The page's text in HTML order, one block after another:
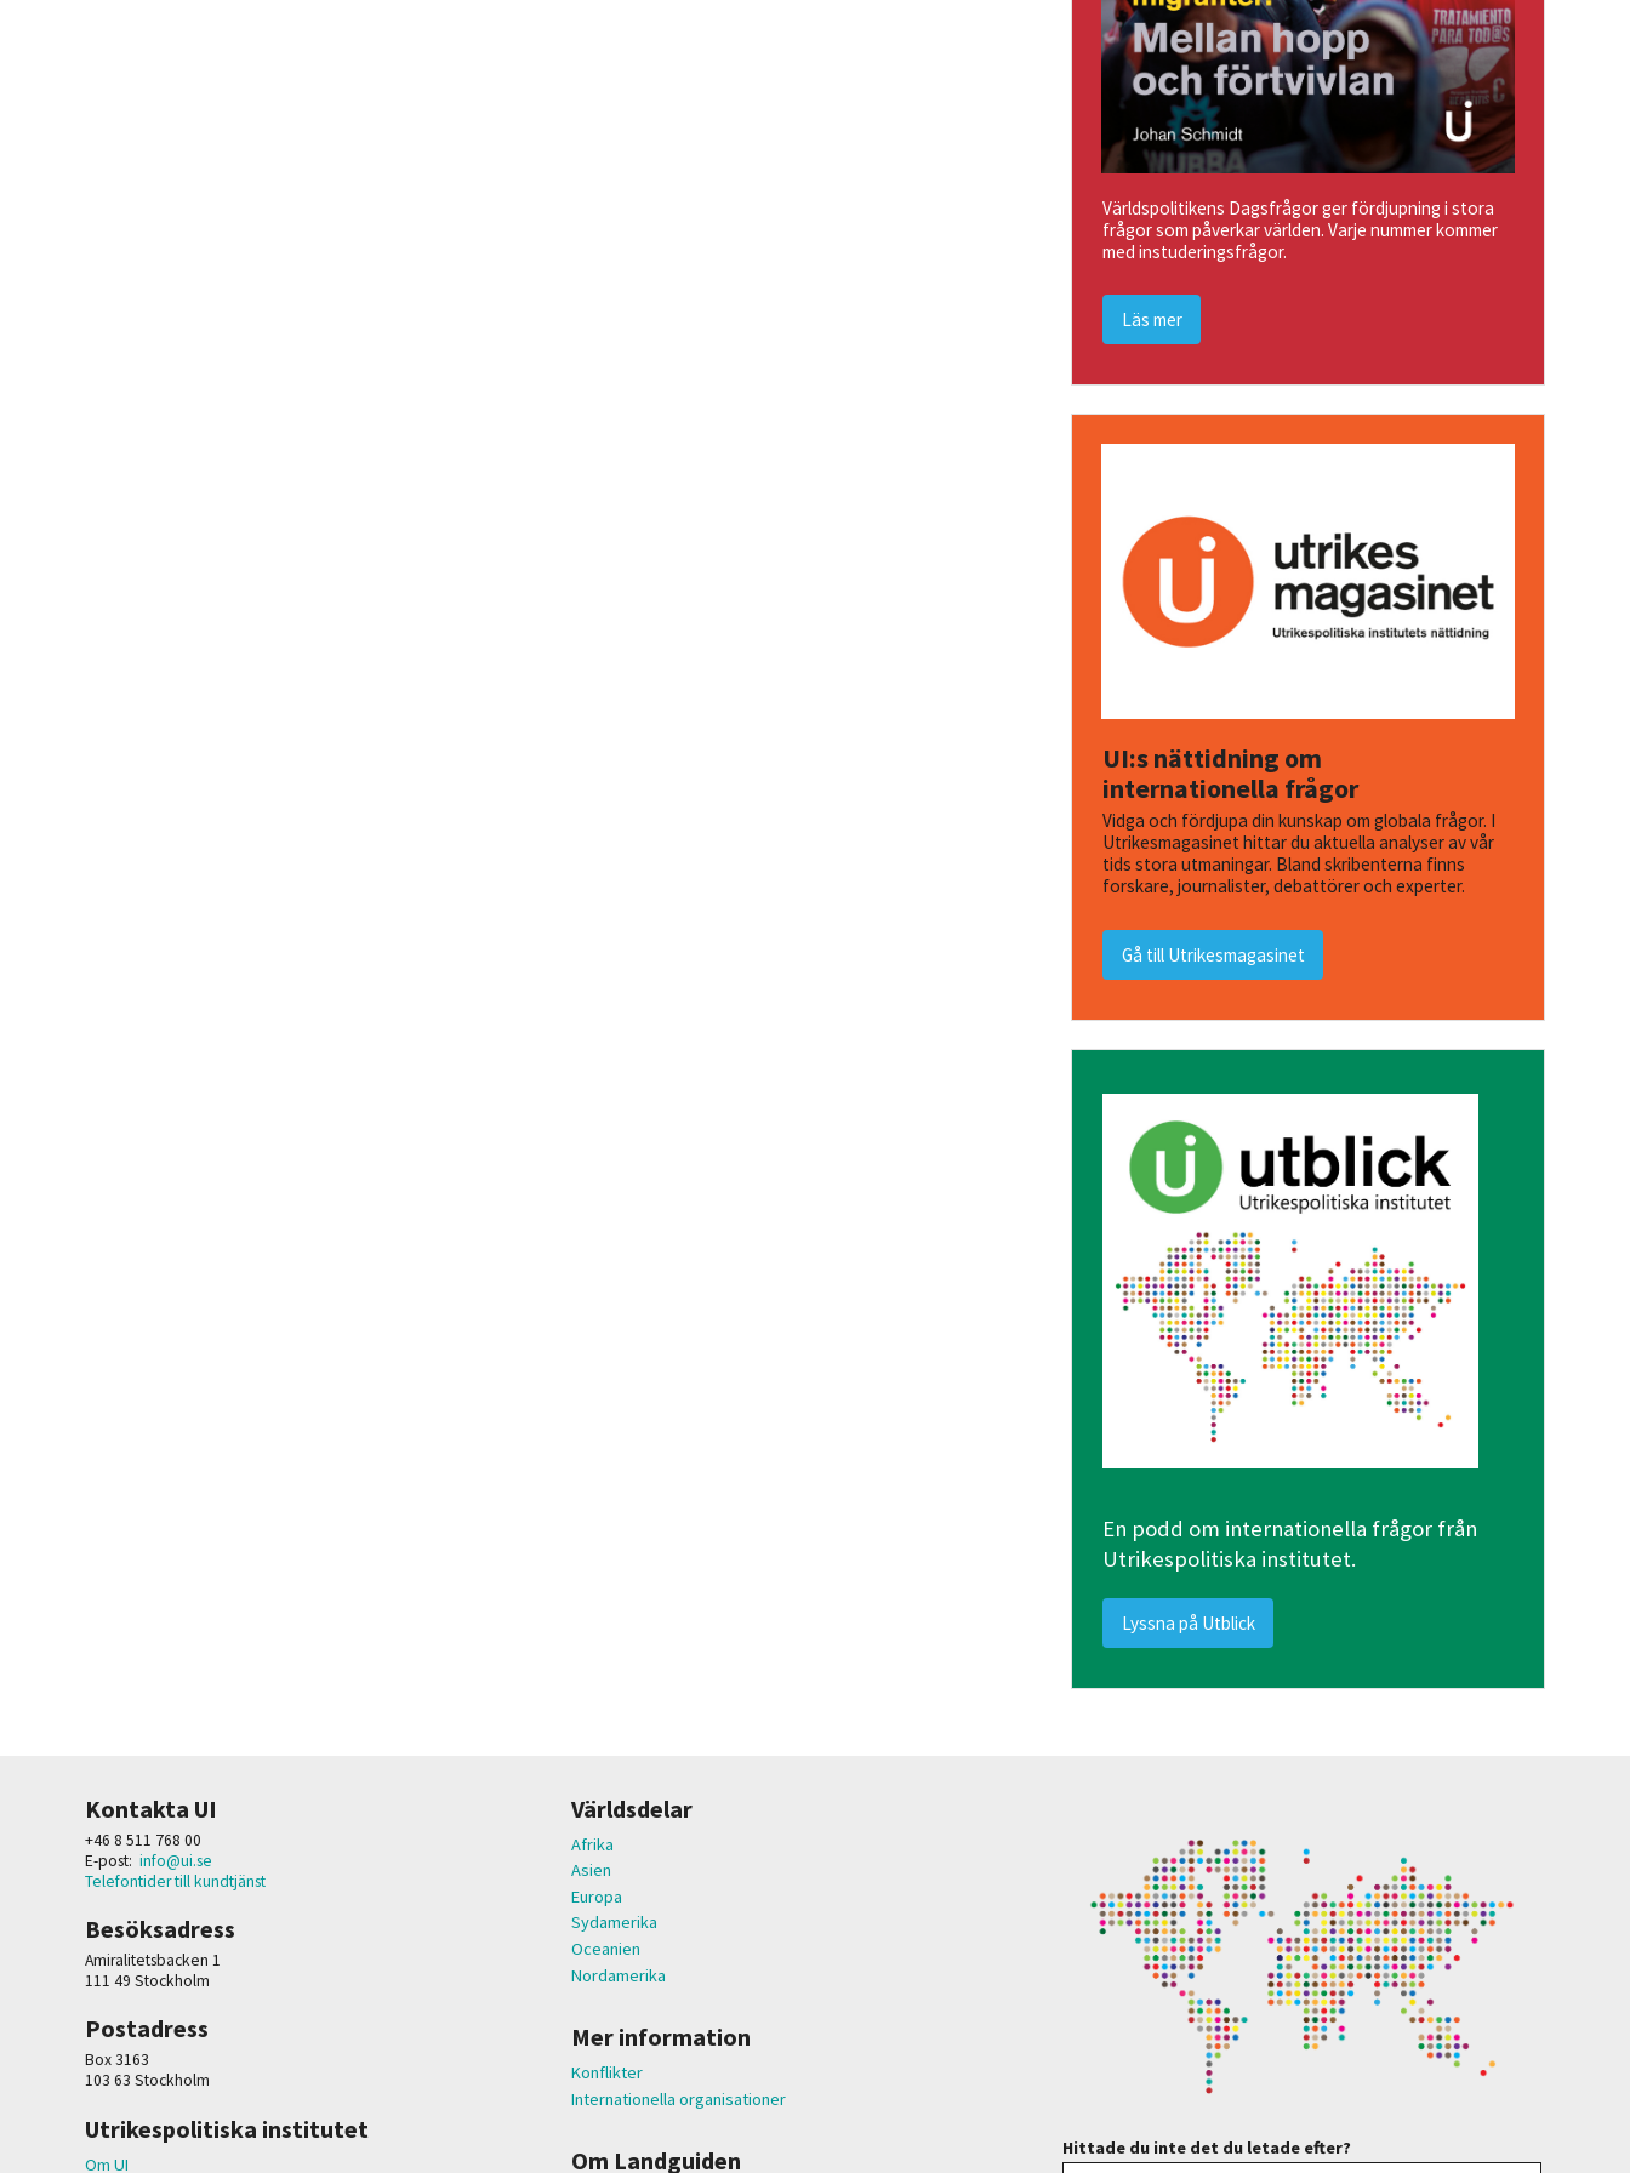
Världspolitikens Dagsfrågor ger fördjupning i stora
frågor som påverkar världen. Varje nummer kommer
med instuderingsfrågor.
Läs mer
UI:s nättidning om
internationella frågor
Vidga och fördjupa din kunskap om globala frågor. I
Utrikesmagasinet hittar du aktuella analyser av vår
tids stora utmaningar. Bland skribenterna finns
forskare, journalister, debattörer och experter.
Gå till Utrikesmagasinet
En podd om internationella frågor från
Utrikespolitiska institutet.
Lyssna på Utblick
Kontakta UI
+46 8 511 768 00
E-post: info@ui.se
Telefontider till kundtjänst
Besöksadress
Amiralitetsbacken 1
111 49 Stockholm
Postadress
Box 3163
103 63 Stockholm
Utrikespolitiska institutet
Om UI
Världsdelar
Afrika
Asien
Europa
Sydamerika
Oceanien
Nordamerika
Mer information
Konflikter
Internationella organisationer
Om Landguiden Hittade du inte det du letade efter?